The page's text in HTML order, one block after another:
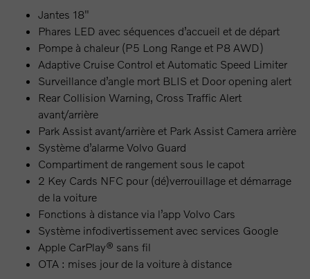
Jantes 18"
Phares LED avec séquences d’accueil et de départ
Pompe à chaleur (P5 Long Range et P8 AWD)
Adaptive Cruise Control et Automatic Speed Limiter
Surveillance d’angle mort BLIS et Door opening alert
Rear Collision Warning, Cross Traffic Alert
avant/arrière
Park Assist avant/arrière et Park Assist Camera arrière
Système d’alarme Volvo Guard
Compartiment de rangement sous le capot
2 Key Cards NFC pour (dé)verrouillage et démarrage
de la voiture
Fonctions à distance via l’app Volvo Cars
Système infodivertissement avec services Google
Apple CarPlay® sans fil
OTA : mises jour de la voiture à distance